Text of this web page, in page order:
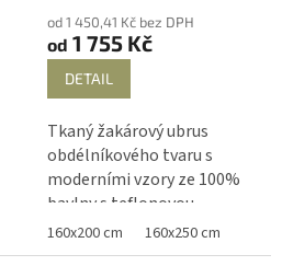
od 1 450,41 Kč bez DPH
od 1 755 Kč
DETAIL
Tkaný žakárový ubrus
obdélníkového tvaru s
moderními vzory ze 100%
bavlny s teflonovou
úpravou, která zabraňuje
zašpinění ubrusu nebo
160x200 cm 160x250 cm